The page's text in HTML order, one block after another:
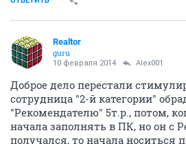
Realtor
guru
10 февраля 2014 Alex001
Доброе дело перестали
сотрудница "2-й категории"
"Рекомендателю" 5т.р., потом,
начала заполнять в ПК, но он с
получался, то начала носиться